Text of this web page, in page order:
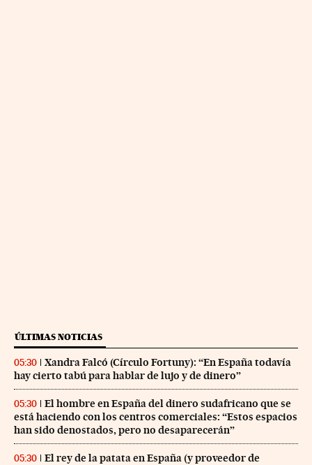
ÚLTIMAS NOTICIAS
05:30
Xandra Falcó (Círculo Fortuny): “En España todavía
hay cierto tabú para hablar de lujo y de dinero”
05:30
El hombre en España del dinero sudafricano que se
está haciendo con los centros comerciales: “Estos espacios
han sido denostados, pero no desaparecerán”
05:30
El rey de la patata en España (y proveedor de